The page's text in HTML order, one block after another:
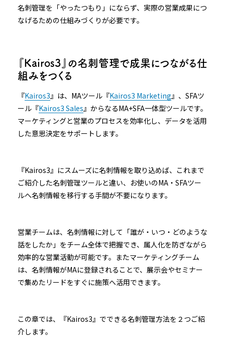
名刺管理を「やったつもり」にならず、実際の営業成果につ
なげるための仕組みづくりが必要です。
『Kairos3』の名刺管理で成果につながる仕
組みをつくる
『Kairos3 』は、MAツール『Kairos3 Marketing 』、SFAツ
ール『Kairos3 Sales 』からなるMA+SFA一体型ツールです。
マーケティングと営業のプロセスを効率化し、データを活用
した意思決定をサポートします。
『Kairos3』にスムーズに名刺情報を取り込めば、これまで
ご紹介した名刺管理ツールと違い、お使いのMA・SFAツー
ルへ名刺情報を移行する手間が不要になります。
営業チームは、名刺情報に対して「誰が・いつ・どのような
話をしたか」をチーム全体で把握でき、属人化を防ぎながら
効率的な営業活動が可能です。またマーケティングチーム
は、名刺情報がMAに登録されることで、展示会やセミナー
で集めたリードをすぐに施策へ活用できます。
この章では、『Kairos3』でできる名刺管理方法を２つご紹
介します。